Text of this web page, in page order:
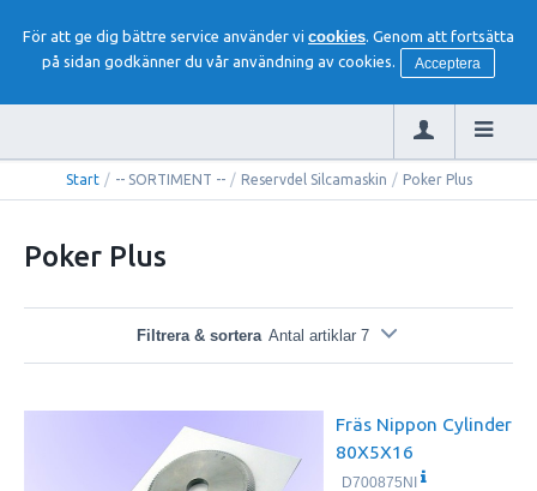
För att ge dig bättre service använder vi cookies. Genom att fortsätta
på sidan godkänner du vår användning av cookies.
Acceptera
Start / -- SORTIMENT -- / Reservdel Silcamaskin / Poker Plus
Poker Plus
Filtrera & sortera Antal artiklar 7
Fräs Nippon Cylinder
80X5X16
D700875NI